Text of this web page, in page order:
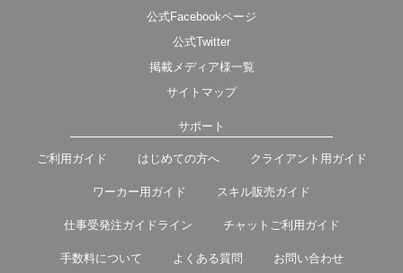
公式Facebookページ
公式Twitter
掲載メディア様一覧
サイトマップ
サポート
ご利用ガイド はじめての方へ クライアント用ガイド
ワーカー用ガイド スキル販売ガイド
仕事受発注ガイドライン チャットご利用ガイド
手数料について よくある質問 お問い合わせ